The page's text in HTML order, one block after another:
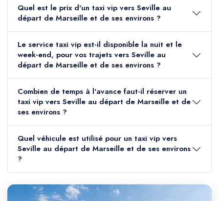
Quel est le prix d'un taxi vip vers Seville au
départ de Marseille et de ses environs ?
Le service taxi vip est-il disponible la nuit et le
week-end, pour vos trajets vers Seville au
départ de Marseille et de ses environs ?
Combien de temps à l'avance faut-il réserver un
taxi vip vers Seville au départ de Marseille et de
ses environs ?
Quel véhicule est utilisé pour un taxi vip vers
Seville au départ de Marseille et de ses environs
?